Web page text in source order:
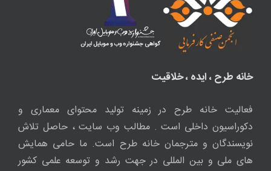
خانه طرح ، ایده ، خلاقیت
فعالیت خانه طرح در زمینه تولید محتوای معماری و
دکوراسیون داخلی است . مطالب وب سایت ، حاصل تلاش
نویسندگان و مترجمان خانه طرح است. ما حامی همایش
های ملی و بین المللی در جهت رشد و توسعه علمی کشور